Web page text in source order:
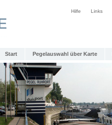
Hilfe Links
Start Pegelauswahl über Karte